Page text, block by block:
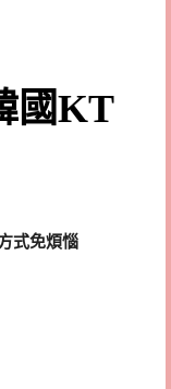
國KT
式免煩惱